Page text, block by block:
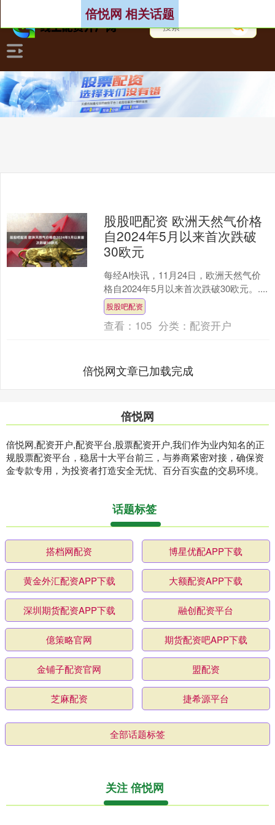
倍悦网 相关话题
股股吧配资 欧洲天然气价格
自2024年5月以来首次跌破
30欧元
每经AI快讯，11月24日，欧洲天然气价
格自2024年5月以来首次跌破30欧元。....
股股吧配资
查看： 105 分类： 配资开户
倍悦网文章已加载完成
倍悦网
倍悦网,配资开户,配资平台,股票配资开户,我们作为业内知名的正
规股票配资平台，稳居十大平台前三，与券商紧密对接，确保资
金专款专用，为投资者打造安全无忧、百分百实盘的交易环境。
话题标签
搭档网配资 博星优配APP下载
黄金外汇配资APP下载 大额配资APP下载
深圳期货配资APP下载 融创配资平台
億策略官网 期货配资吧APP下载
金铺子配资官网 盟配资
芝麻配资 捷希源平台
全部话题标签
关注 倍悦网